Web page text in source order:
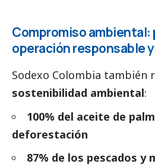
Compromiso ambiental:
operación responsable
Sodexo Colombia también
sostenibilidad ambiental:
100% del aceite de
deforestación
87% de los pescados y